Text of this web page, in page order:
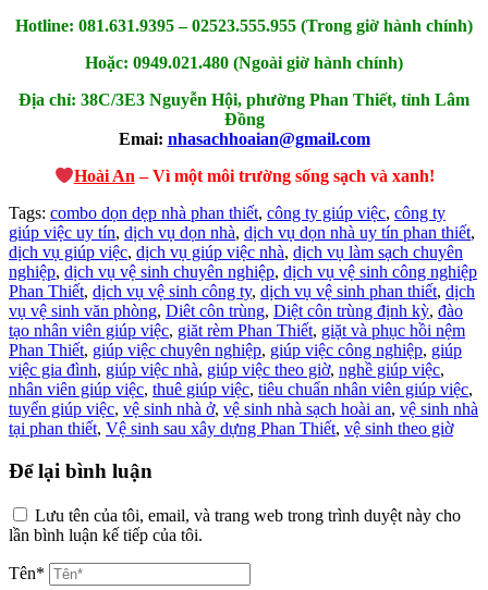
Hotline: 081.631.9395 – 02523.555.955 (Trong giờ hành chính)
Hoặc: 0949.021.480 (Ngoài giờ hành chính)
Địa chỉ: 38C/3E3 Nguyễn Hội, phường Phan Thiết, tỉnh Lâm
Đồng
Emai: nhasachhoaian@gmail.com
Hoài An– Vì một môi trường sống sạch và xanh!
Tags: combo dọn dẹp nhà phan thiết, công ty giúp việc, công ty
giúp việc uy tín, dịch vụ dọn nhà, dịch vụ dọn nhà uy tín phan thiết,
dịch vụ giúp việc, dịch vụ giúp việc nhà, dịch vụ làm sạch chuyên
nghiệp, dịch vụ vệ sinh chuyên nghiệp, dịch vụ vệ sinh công nghiệp
Phan Thiết, dịch vụ vệ sinh công ty, dịch vụ vệ sinh phan thiết, dịch
vụ vệ sinh văn phòng, Diêt côn trùng, Diệt côn trùng định kỳ, đào
tạo nhân viên giúp việc, giăt rèm Phan Thiết, giặt và phục hồi nệm
Phan Thiết, giúp việc chuyên nghiệp, giúp việc công nghiệp, giúp
việc gia đình, giúp việc nhà, giúp việc theo giờ, nghề giúp việc,
nhân viên giúp việc, thuê giúp việc, tiêu chuẩn nhân viên giúp việc,
tuyển giúp việc, vệ sinh nhà ở, vệ sinh nhà sạch hoài an, vệ sinh nhà
tại phan thiết, Vệ sinh sau xây dựng Phan Thiết, vệ sinh theo giờ
Để lại bình luận
Lưu tên của tôi, email, và trang web trong trình duyệt này cho
lần bình luận kế tiếp của tôi.
Tên*